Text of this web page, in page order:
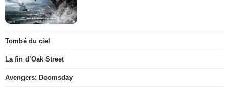
Tombé du ciel
La fin d’Oak Street
Avengers: Doomsday